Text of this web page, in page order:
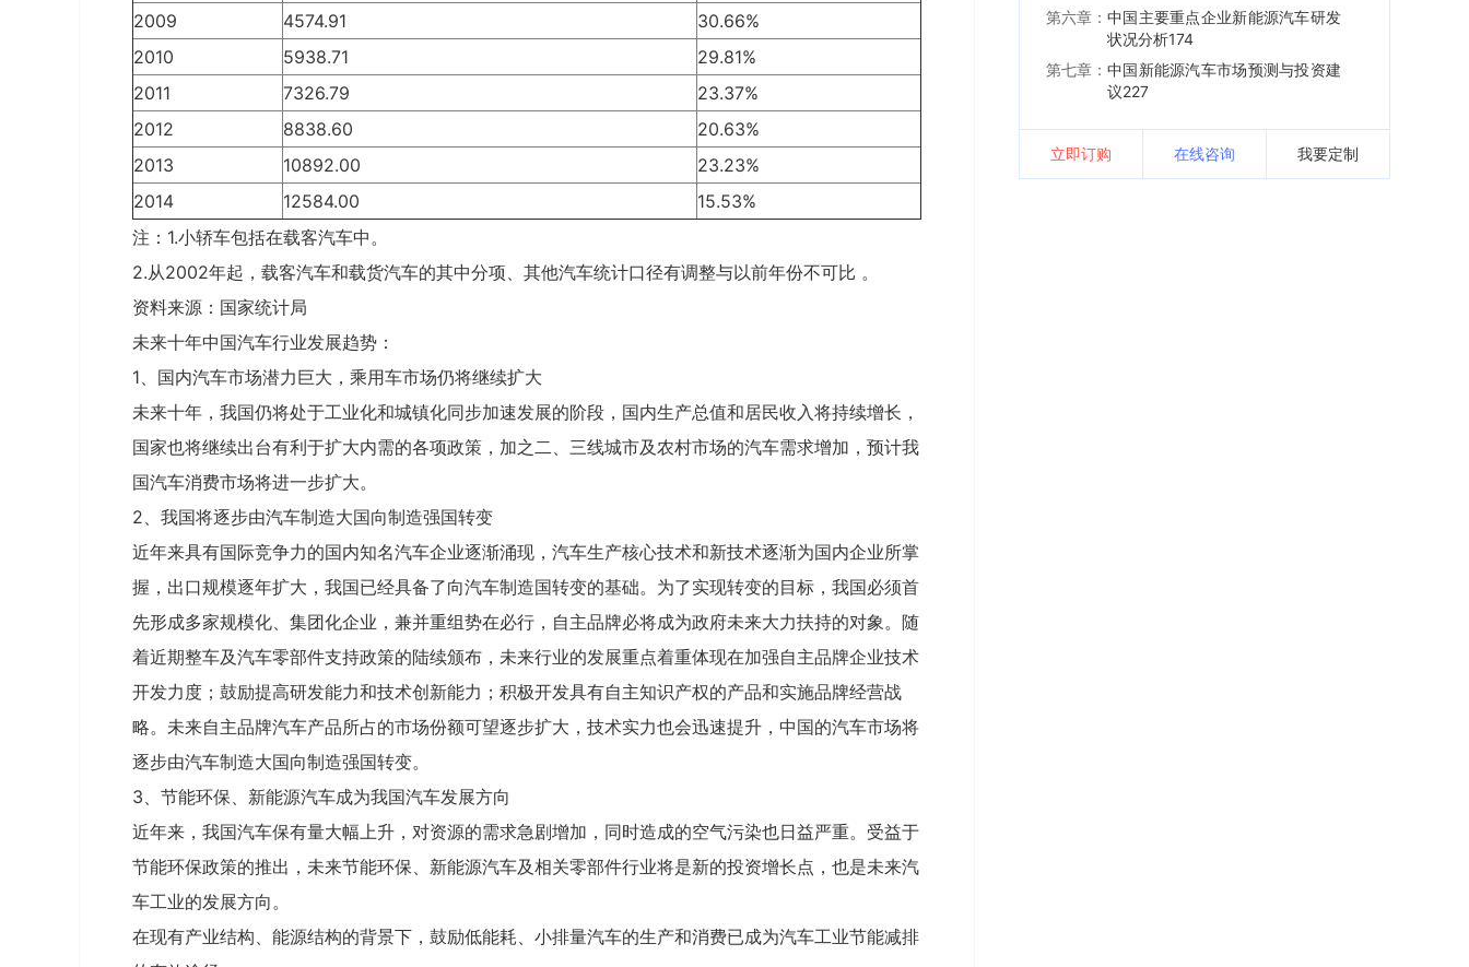
2009
4574.91
30.66%
2010
5938.71
29.81%
2011
7326.79
23.37%
2012
8838.60
20.63%
2013
10892.00
23.23%
2014
12584.00
15.53%
注：1.小轿车包括在载客汽车中。
2.从2002年起，载客汽车和载货汽车的其中分项、其他汽车统计口径有调整与以前年份不可比 。
资料来源：国家统计局
未来十年中国汽车行业发展趋势：
1、国内汽车市场潜力巨大，乘用车市场仍将继续扩大
未来十年，我国仍将处于工业化和城镇化同步加速发展的阶段，国内生产总值和居民收入将持续增长，
国家也将继续出台有利于扩大内需的各项政策，加之二、三线城市及农村市场的汽车需求增加，预计我
国汽车消费市场将进一步扩大。
2、我国将逐步由汽车制造大国向制造强国转变
近年来具有国际竞争力的国内知名汽车企业逐渐涌现，汽车生产核心技术和新技术逐渐为国内企业所掌
握，出口规模逐年扩大，我国已经具备了向汽车制造国转变的基础。为了实现转变的目标，我国必须首
先形成多家规模化、集团化企业，兼并重组势在必行，自主品牌必将成为政府未来大力扶持的对象。随
着近期整车及汽车零部件支持政策的陆续颁布，未来行业的发展重点着重体现在加强自主品牌企业技术
开发力度；鼓励提高研发能力和技术创新能力；积极开发具有自主知识产权的产品和实施品牌经营战
略。未来自主品牌汽车产品所占的市场份额可望逐步扩大，技术实力也会迅速提升，中国的汽车市场将
逐步由汽车制造大国向制造强国转变。
3、节能环保、新能源汽车成为我国汽车发展方向
近年来，我国汽车保有量大幅上升，对资源的需求急剧增加，同时造成的空气污染也日益严重。受益于
节能环保政策的推出，未来节能环保、新能源汽车及相关零部件行业将是新的投资增长点，也是未来汽
车工业的发展方向。
在现有产业结构、能源结构的背景下，鼓励低能耗、小排量汽车的生产和消费已成为汽车工业节能减排
第六章： 中国主要重点企业新能源汽车研发
状况分析174
第七章： 中国新能源汽车市场预测与投资建
议227
立即订购 在线咨询 我要定制